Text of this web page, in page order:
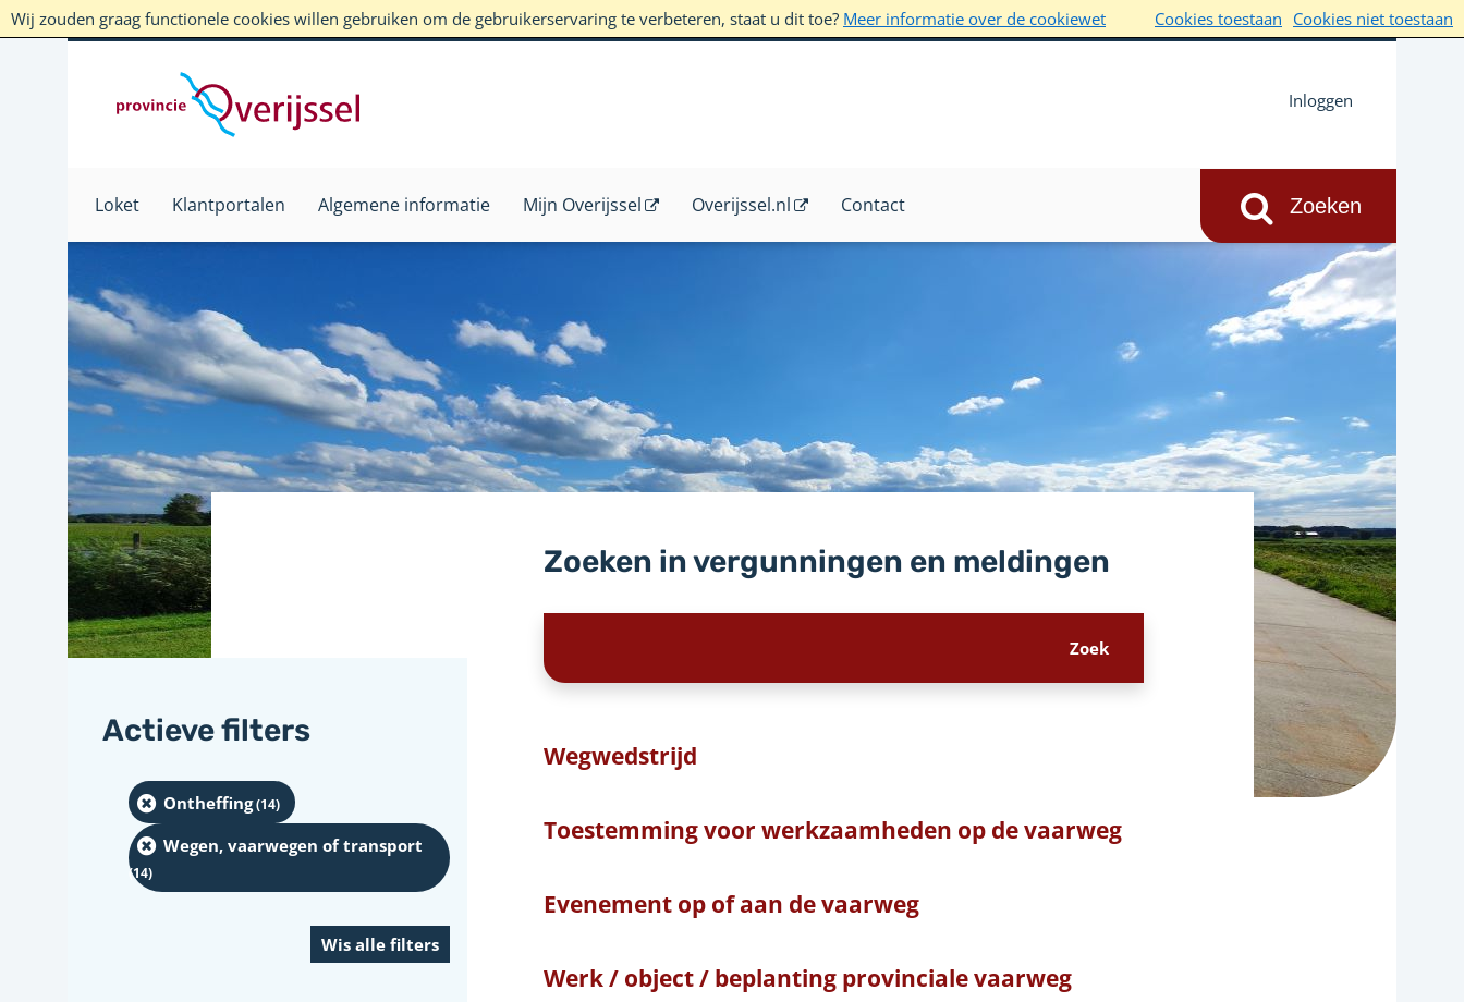
Wij zouden graag functionele cookies willen gebruiken om de gebruikerservaring te verbeteren, staat u dit toe? Meer informatie over de cookiewet Cookies toestaan Cookies niet toestaan
Inloggen
Loket Klantportalen Algemene informatie Mijn Overijssel Overijssel.nl Contact
Zoeken in vergunningen en meldingen
Wegwedstrijd
Toestemming voor werkzaamheden op de vaarweg
Evenement op of aan de vaarweg
Werk / object / beplanting provinciale vaarweg
Actieve filters
Ontheffing(14)
Wegen, vaarwegen of transport
(14)